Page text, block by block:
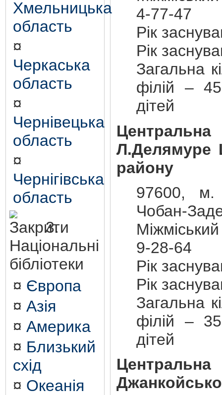
Хмельницька
область
¤
Черкаська
область
¤
Чернівецька
область
¤
Чернігівська
область
3.
Національні
бібліотеки
¤ Європа
¤ Азія
¤ Америка
¤ Близький
схід
¤ Океанія
4-77-47
Рік
Рік
Загальна
філій –
дітей
Центральна
Л.Делямуре
району
97600, м.
Чобан-
9-28-64
Рік
Рік
Загальна
філій –
дітей